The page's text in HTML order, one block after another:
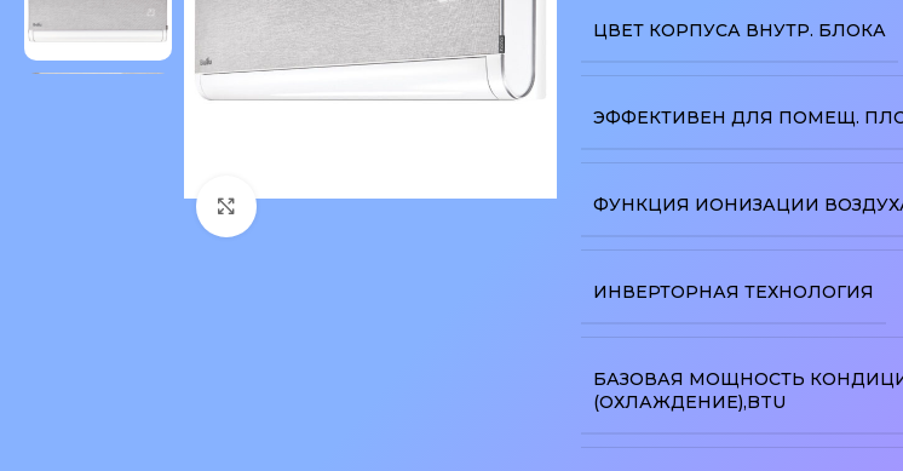
Нажмите, чтобы увеличить изображение
ЦВЕТ КОРПУСА ВНУТР. БЛОКА
ЭФФЕКТИВЕН ДЛЯ ПОМЕЩ.
ФУНКЦИЯ ИОНИЗАЦИИ
ИНВЕРТОРНАЯ ТЕХНОЛОГИЯ
БАЗОВАЯ МОЩНОСТЬ
(ОХЛАЖДЕНИЕ),BTU